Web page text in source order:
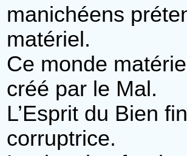
manichéens
matériel.
Ce monde
créé par le Mal.
L’Esprit du Bien
corruptrice.